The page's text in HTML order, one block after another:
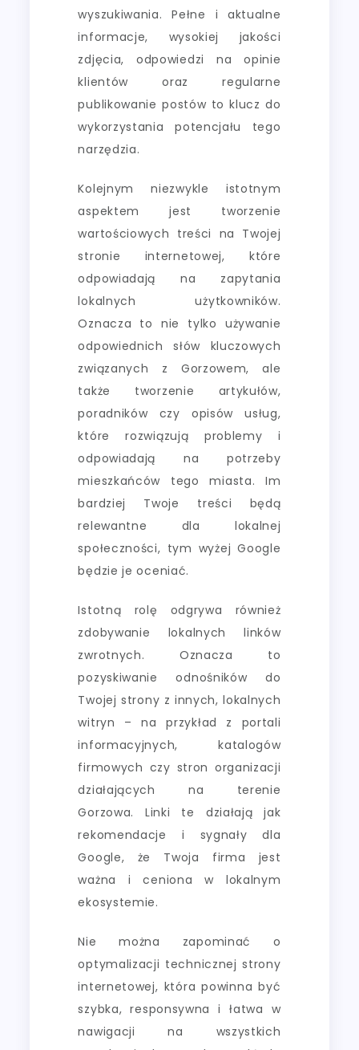
wyszukiwania. Pełne i aktualne
informacje, wysokiej jakości
zdjęcia, odpowiedzi na opinie
klientów oraz regularne
publikowanie postów to klucz do
wykorzystania potencjału tego
narzędzia.
Kolejnym niezwykle istotnym
aspektem jest tworzenie
wartościowych treści na Twojej
stronie internetowej, które
odpowiadają na zapytania
lokalnych użytkowników.
Oznacza to nie tylko używanie
odpowiednich słów kluczowych
związanych z Gorzowem, ale
także tworzenie artykułów,
poradników czy opisów usług,
które rozwiązują problemy i
odpowiadają na potrzeby
mieszkańców tego miasta. Im
bardziej Twoje treści będą
relewantne dla lokalnej
społeczności, tym wyżej Google
będzie je oceniać.
Istotną rolę odgrywa również
zdobywanie lokalnych linków
zwrotnych. Oznacza to
pozyskiwanie odnośników do
Twojej strony z innych, lokalnych
witryn – na przykład z portali
informacyjnych, katalogów
firmowych czy stron organizacji
działających na terenie
Gorzowa. Linki te działają jak
rekomendacje i sygnały dla
Google, że Twoja firma jest
ważna i ceniona w lokalnym
ekosystemie.
Nie można zapominać o
optymalizacji technicznej strony
internetowej, która powinna być
szybka, responsywna i łatwa w
nawigacji na wszystkich